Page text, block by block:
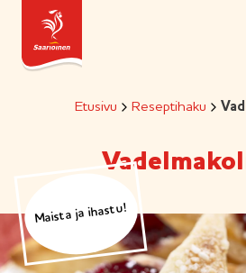
Hyppää
sisältöön
Etusivu Reseptihaku
Maista ja ihastu!